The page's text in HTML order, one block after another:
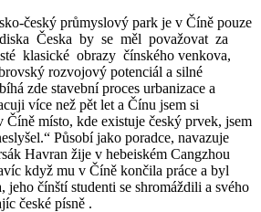
český průmyslový park je v Číně pouze
Česka by se měl považovat za
klasické obrazy čínského venkova,
rozvojový potenciál a silné
zde stavební proces urbanizace a
více než pět let a Čínu jsem si
místo, kde existuje český prvek, jsem
Působí jako poradce, navazuje
Havran žije v hebeiském Cangzhou
když mu v Číně končila práce a byl
jeho čínští studenti se shromáždili a svého
české písně .